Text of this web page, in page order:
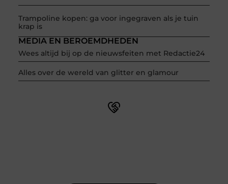
Trampoline kopen: ga voor ingegraven als je tuin
krap is
MEDIA EN BEROEMDHEDEN
Wees altijd bij op de nieuwsfeiten met Redactie24
Alles over de wereld van glitter en glamour